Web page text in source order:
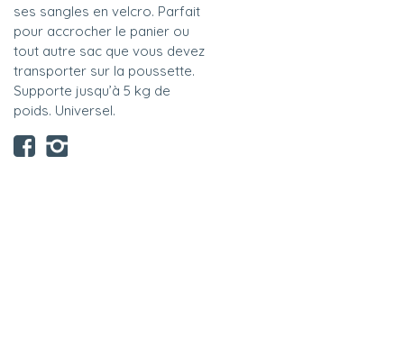
ses sangles en velcro. Parfait
pour accrocher le panier ou
tout autre sac que vous devez
transporter sur la poussette.
Supporte jusqu’à 5 kg de
poids. Universel.